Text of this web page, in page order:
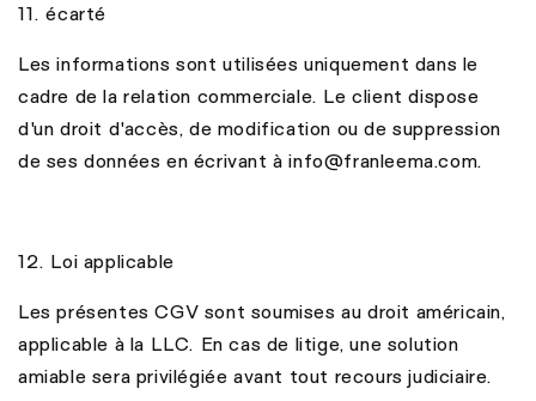
11. écarté
Les informations sont utilisées uniquement dans le
cadre de la relation commerciale. Le client dispose
d'un droit d'accès, de modification ou de suppression
de ses données en écrivant à info@franleema.com.
12. Loi applicable
Les présentes CGV sont soumises au droit américain,
applicable à la LLC. En cas de litige, une solution
amiable sera privilégiée avant tout recours judiciaire.